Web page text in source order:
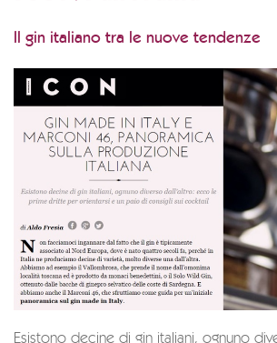
Il gin italiano tra le nuove tendenze
Esistono decine di gin italiani, ognuno